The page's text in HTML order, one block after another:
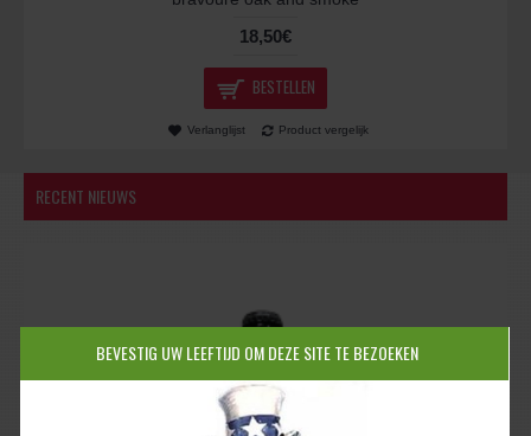
BEVESTIG UW LEEFTIJD OM DEZE SITE TE BEZOEKEN
18,50€
BESTELLEN
Verlanglijst Product vergelijk
RECENT NIEUWS